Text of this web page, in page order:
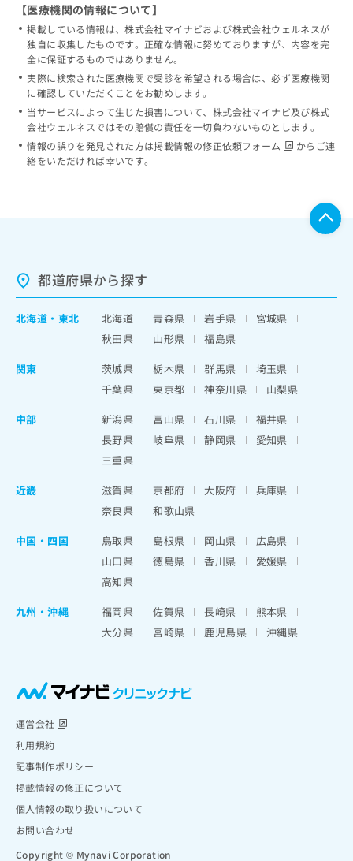
【医療機関の情報について】
掲載している情報は、株式会社マイナビおよび株式会社ウェルネスが
独自に収集したものです。正確な情報に努めておりますが、内容を完
全に保証するものではありません。
実際に検索された医療機関で受診を希望される場合は、必ず医療機関
に確認していただくことをお勧めします。
当サービスによって生じた損害について、株式会社マイナビ及び株式
会社ウェルネスではその賠償の責任を一切負わないものとします。
情報の誤りを発見された方は掲載情報の修正依頼フォーム
からご連
絡をいただければ幸いです。
都道府県から探す
北海道 ・ 東北 北海道 青森県 岩手県
宮城県
秋田県
山形県
福島県
関東
茨城県 栃木県 群馬県
埼玉県
千葉県
東京都 神奈川県
山梨県
中部
新潟県 富山県 石川県
福井県
長野県
岐阜県 静岡県
愛知県
三重県
近畿
滋賀県 京都府 大阪府
兵庫県
奈良県
和歌山県
中国・四国
鳥取県 島根県 岡山県
広島県
山口県
徳島県 香川県
愛媛県
高知県
九州・沖縄
福岡県 佐賀県 長崎県
熊本県
大分県
宮崎県 鹿児島県 沖縄県
運営会社
利用規約
記事制作ポリシー
掲載情報の修正について
個人情報の取り扱いについて
お問い合わせ
Copyright © Mynavi Corporation